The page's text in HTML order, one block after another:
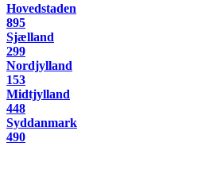
Hovedstaden
895
Sjælland
299
Nordjylland
153
Midtjylland
448
Syddanmark
490